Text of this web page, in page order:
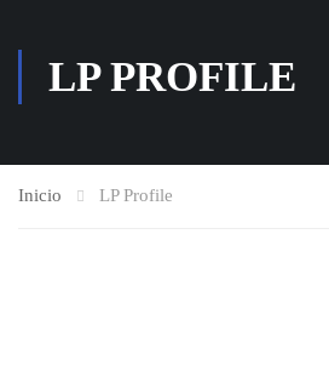
LP PROFILE
Inicio LP Profile